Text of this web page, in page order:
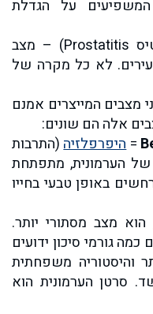
המשפיעים על הגדלת
(פרוסטטיטיס Prostatitis) – מצב
לא כל מקרה של
מצבים המייצרים אמנם
אלה הם שונים:
=היפרפלזיה(התרבות
הערמונית, מתפתחת
באופן טבעי בחייו
מצב מסתורי יותר.
גורמי סיכון ידועים
והיסטוריה משפחתית
סרטן הערמונית הוא